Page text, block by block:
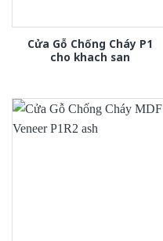
Cửa Gỗ Chống Cháy P1
cho khach san